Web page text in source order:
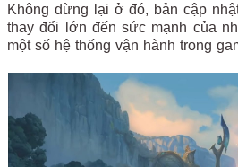
Không dừng lại ở đó, bản cập
thay đổi lớn đến sức mạnh của
một số hệ thống vận hành trong